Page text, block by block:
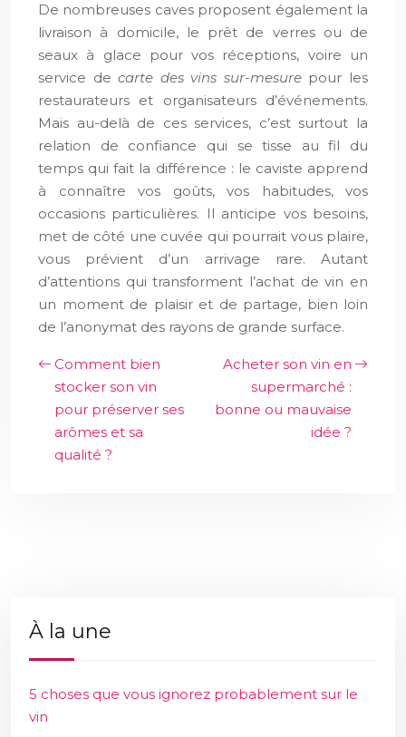
De nombreuses caves proposent également la
livraison à domicile, le prêt de verres ou de
seaux à glace pour vos réceptions, voire un
service decarte des vins sur-mesurepour les
restaurateurs et organisateurs d’événements.
Mais au-delà de ces services, c’est surtout la
relation de confiance qui se tisse au fil du
temps qui fait la différence : le caviste apprend
à connaître vos goûts, vos habitudes, vos
occasions particulières. Il anticipe vos besoins,
met de côté une cuvée qui pourrait vous plaire,
vous prévient d’un arrivage rare. Autant
d’attentions qui transforment l’achat de vin en
un moment de plaisir et de partage, bien loin
de l’anonymat des rayons de grande surface.
Comment bien
stocker son vin
pour préserver ses
arômes et sa
qualité ?
Acheter son vin en
supermarché :
bonne ou mauvaise
idée ?
À la une
5 choses que vous ignorez probablement sur le
vin